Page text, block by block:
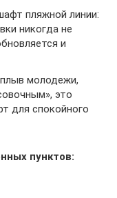
пляжной линии:
никогда не
и
молодежи,
это
для спокойного
пунктов: